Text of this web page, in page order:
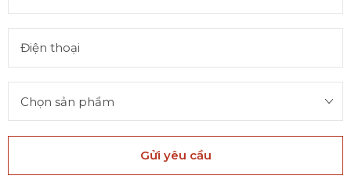
Gửi yêu cầu